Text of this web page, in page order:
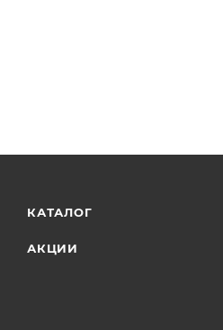
КАТАЛОГ
АКЦИИ